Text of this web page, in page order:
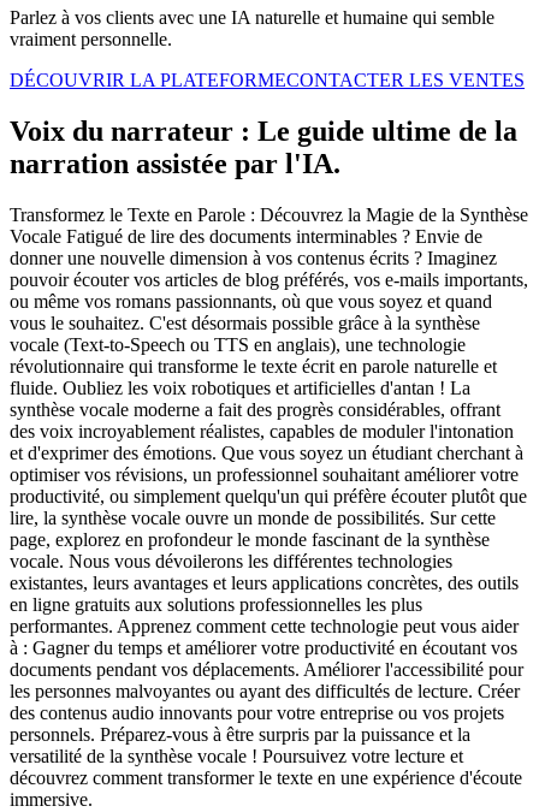
Parlez à vos clients avec une IA naturelle et humaine qui semble
vraiment personnelle.
DÉCOUVRIR LA PLATEFORMECONTACTER LES VENTES
Voix du narrateur : Le guide ultime de la
narration assistée par l'IA.
Transformez le Texte en Parole : Découvrez la Magie de la Synthèse
Vocale Fatigué de lire des documents interminables ? Envie de
donner une nouvelle dimension à vos contenus écrits ? Imaginez
pouvoir écouter vos articles de blog préférés, vos e-mails importants,
ou même vos romans passionnants, où que vous soyez et quand
vous le souhaitez. C'est désormais possible grâce à la synthèse
vocale (Text-to-Speech ou TTS en anglais), une technologie
révolutionnaire qui transforme le texte écrit en parole naturelle et
fluide. Oubliez les voix robotiques et artificielles d'antan ! La
synthèse vocale moderne a fait des progrès considérables, offrant
des voix incroyablement réalistes, capables de moduler l'intonation
et d'exprimer des émotions. Que vous soyez un étudiant cherchant à
optimiser vos révisions, un professionnel souhaitant améliorer votre
productivité, ou simplement quelqu'un qui préfère écouter plutôt que
lire, la synthèse vocale ouvre un monde de possibilités. Sur cette
page, explorez en profondeur le monde fascinant de la synthèse
vocale. Nous vous dévoilerons les différentes technologies
existantes, leurs avantages et leurs applications concrètes, des outils
en ligne gratuits aux solutions professionnelles les plus
performantes. Apprenez comment cette technologie peut vous aider
à : Gagner du temps et améliorer votre productivité en écoutant vos
documents pendant vos déplacements. Améliorer l'accessibilité pour
les personnes malvoyantes ou ayant des difficultés de lecture. Créer
des contenus audio innovants pour votre entreprise ou vos projets
personnels. Préparez-vous à être surpris par la puissance et la
versatilité de la synthèse vocale ! Poursuivez votre lecture et
découvrez comment transformer le texte en une expérience d'écoute
immersive.